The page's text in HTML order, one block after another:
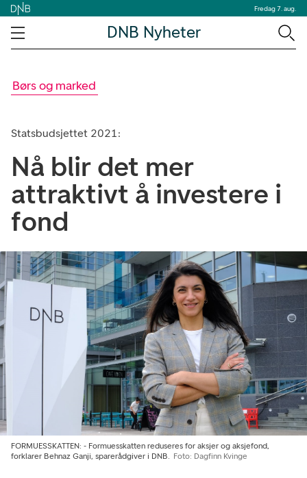
Fredag 7. aug.
DNB Nyheter
Børs og marked
Statsbudsjettet 2021:
Nå blir det mer
attraktivt å investere i
fond
FORMUESSKATTEN: - Formuesskatten reduseres for aksjer og aksjefond,
forklarer Behnaz Ganji, sparerådgiver i DNB. Foto: Dagfinn Kvinge